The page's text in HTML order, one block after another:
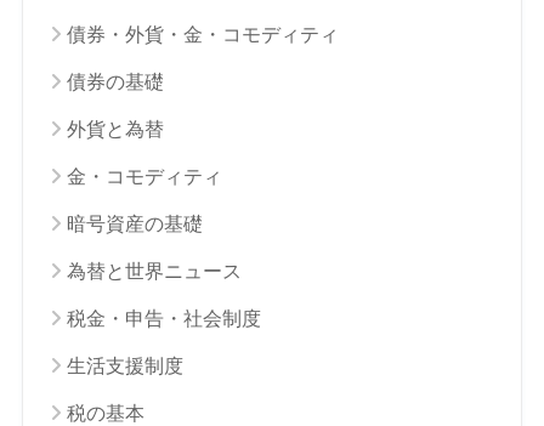
債券・外貨・金・コモディティ
債券の基礎
外貨と為替
金・コモディティ
暗号資産の基礎
為替と世界ニュース
税金・申告・社会制度
生活支援制度
税の基本